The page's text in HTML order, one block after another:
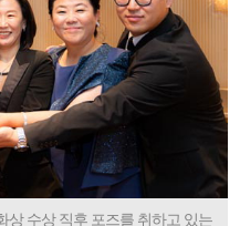
상 수상 직후 포즈를 취하고 있는